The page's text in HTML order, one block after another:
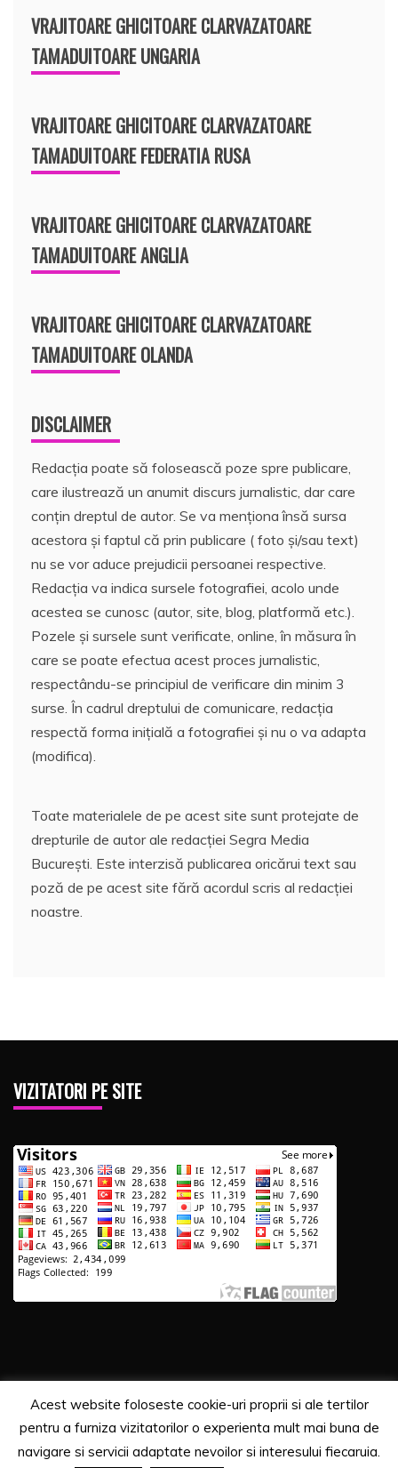
VRAJITOARE GHICITOARE CLARVAZATOARE
TAMADUITOARE UNGARIA
VRAJITOARE GHICITOARE CLARVAZATOARE
TAMADUITOARE FEDERATIA RUSA
VRAJITOARE GHICITOARE CLARVAZATOARE
TAMADUITOARE ANGLIA
VRAJITOARE GHICITOARE CLARVAZATOARE
TAMADUITOARE OLANDA
DISCLAIMER
Redacția poate să folosească poze spre publicare,
care ilustrează un anumit discurs jurnalistic, dar care
conțin dreptul de autor. Se va menționa însă sursa
acestora și faptul că prin publicare ( foto și/sau text)
nu se vor aduce prejudicii persoanei respective.
Redacția va indica sursele fotografiei, acolo unde
acestea se cunosc (autor, site, blog, platformă etc.).
Pozele și sursele sunt verificate, online, în măsura în
care se poate efectua acest proces jurnalistic,
respectându-se principiul de verificare din minim 3
surse. În cadrul dreptului de comunicare, redacția
respectă forma inițială a fotografiei și nu o va adapta
(modifica).
Toate materialele de pe acest site sunt protejate de
drepturile de autor ale redacției Segra Media
București. Este interzisă publicarea oricărui text sau
poză de pe acest site fără acordul scris al redacției
noastre.
VIZITATORI PE SITE
Copyrights. © 2020 Segra Media
Proudly powered by WordPress|
Theme: Recent News
Acest website foloseste cookie-uri proprii si ale tertilor
pentru a furniza vizitatorilor o experienta mult mai buna de
navigare si servicii adaptate nevoilor si interesului fiecaruia.